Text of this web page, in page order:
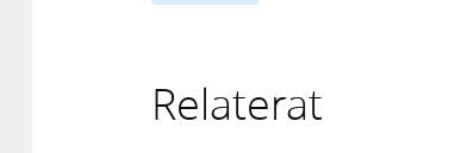
Relaterat